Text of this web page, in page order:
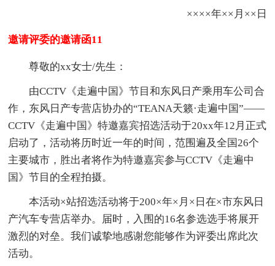
××××年××月××日
邀请评委的邀请函11
尊敬的xx女士/先生：
由CCTV《走遍中国》节目和东风日产乘用车公司合
作，东风日产专营店协办的“TEANA天籁·走遍中国”——
CCTV《走遍中国》特邀嘉宾招选活动于20xx年12月正式
启动了，活动将历时近一年的时间，范围遍及全国26个
主要城市，胜出者将作为特邀嘉宾参与CCTV《走遍中
国》节目的全程拍摄。
本活动×站招选活动将于200×年×月×日在×市东风日
产汽车专营店举办。届时，入围的16名参选选手将展开
激烈的对垒。我们诚挚地感谢您能够作为评委出席此次
活动。